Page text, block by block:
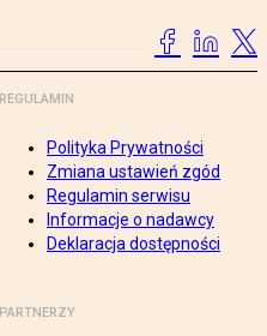
REGULAMIN
Polityka Prywatności
Zmiana ustawień zgód
Regulamin serwisu
Informacje o nadawcy
Deklaracja dostępności
PARTNERZY